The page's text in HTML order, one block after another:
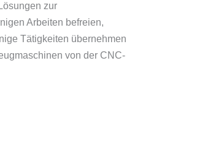
zur
Arbeiten befreien,
Tätigkeiten übernehmen
von der CNC-